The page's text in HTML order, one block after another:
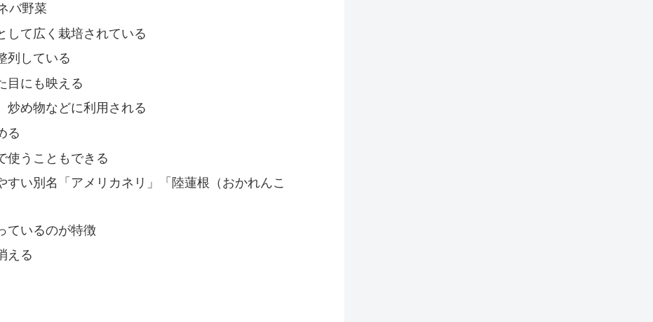
バ野菜
して広く栽培されている
列している
目にも映える
炒め物などに利用される
る
使うこともできる
すい別名「アメリカネリ」「陸蓮根（おかれんこ
ているのが特徴
える